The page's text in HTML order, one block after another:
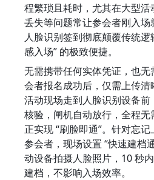
程繁琐且耗时，尤其在大型
丢失等问题常让参会者刚入
人脸识别签到彻底颠覆传统
感入场” 的极致便捷。
无需携带任何实体凭证，也
会者报名成功后，仅需上传清
活动现场走到人脸识别设备
核验，闸机自动放行，全程
正实现 “刷脸即通”。针对忘
参会者，现场设置 “快速建档
动设备拍摄人脸照片，10 秒
建档，不影响入场效率。